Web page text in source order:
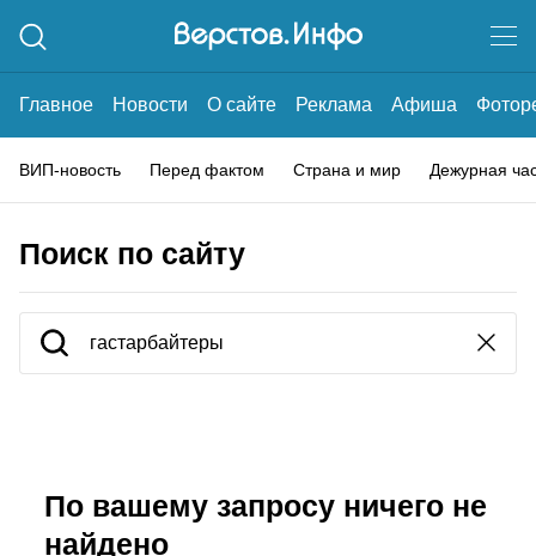
Главное Новости О сайте Реклама Афиша
ВИП-новость Перед фактом Страна и мир Дежурная
Поиск по сайту
По вашему запросу ничего не
найдено